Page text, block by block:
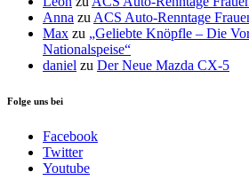
Anna zuACS Auto-Renntage
Max zu „Geliebte Knöpfle – Die
Nationalspeise“
daniel zu Der Neue Mazda CX-5
Folge uns bei
Facebook
Twitter
Youtube